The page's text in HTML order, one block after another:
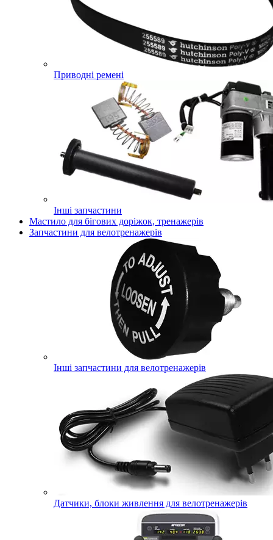
Приводні ремені
Інші запчастини
Мастило для бігових доріжок, тренажерів
Запчастини для велотренажерів
Інші запчастини для велотренажерів
Датчики, блоки живлення для велотренажерів